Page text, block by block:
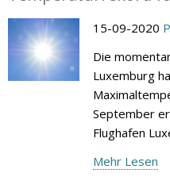
15-09-2020
Die
Luxemburg
September
Flughafen
Mehr Lesen